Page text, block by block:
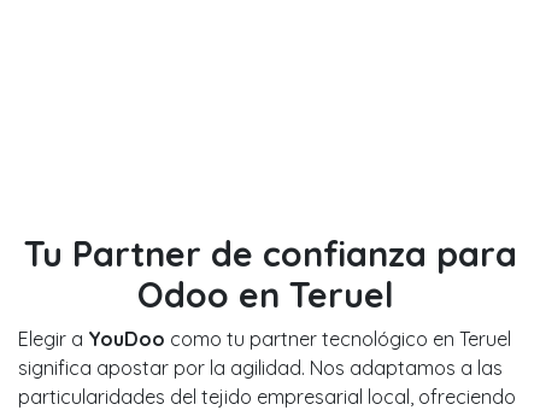
Tu Partner de confianza para
Odoo en Teruel
Elegir a YouDoo como tu partner tecnológico en Teruel
significa apostar por la agilidad. Nos adaptamos a las
particularidades del tejido empresarial local, ofreciendo